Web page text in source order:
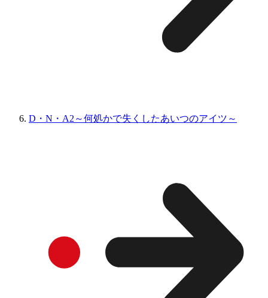
D・N・A2～何処かで失くしたあいつのアイツ～